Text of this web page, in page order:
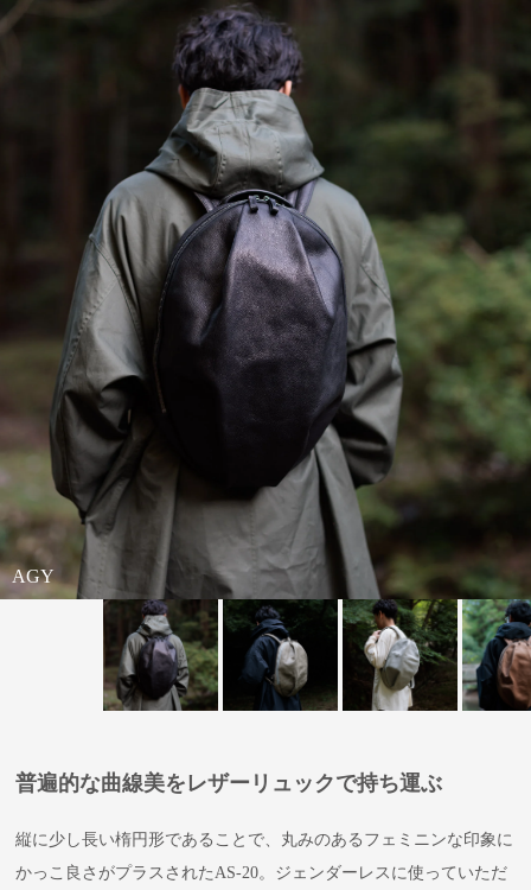
AGY
KHA
EGP
TGY
BL
普遍的な曲線美をレザーリュックで持ち運ぶ
縦に少し長い楕円形であることで、丸みのあるフェミニンな印象に
かっこ良さがプラスされたAS-20。ジェンダーレスに使っていただ